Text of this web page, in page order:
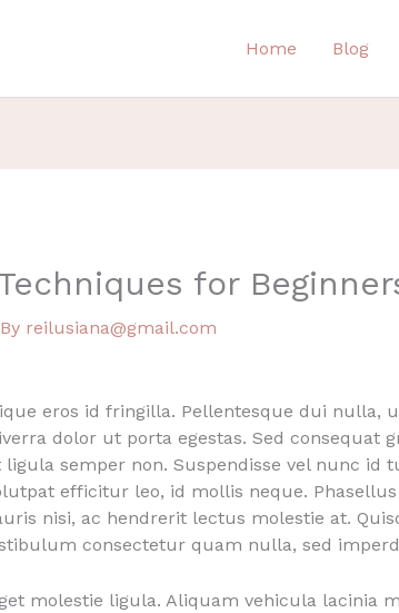
Home Blog
for
reilusiana@gmail.com
eros id fringilla. Pellentesque dui nulla,
dolor ut porta egestas. Sed consequat
semper non. Suspendisse vel nunc
efficitur leo, id mollis neque.
nisi, ac hendrerit lectus molestie at.
consectetur quam nulla, sed
molestie ligula. Aliquam vehicula lacinia